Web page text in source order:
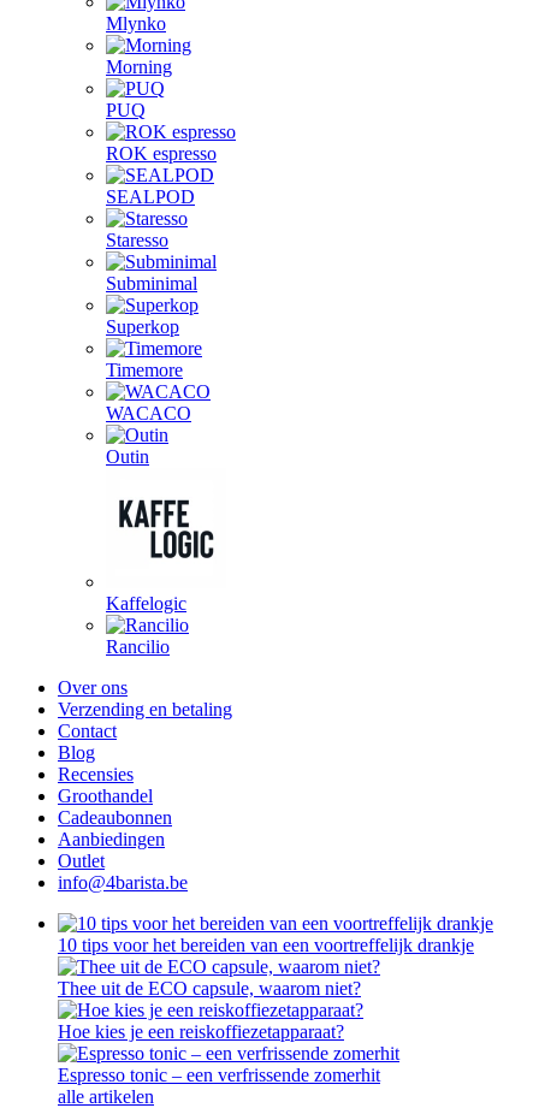
Mlynko
Morning
PUQ
ROK espresso
SEALPOD
Staresso
Subminimal
Superkop
Timemore
WACACO
Outin
Kaffelogic
Rancilio
Over ons
Verzending en betaling
Contact
Blog
Recensies
Groothandel
Cadeaubonnen
Aanbiedingen
Outlet
info@4barista.be
10 tips voor het bereiden van een voortreffelijk drankje
Thee uit de ECO capsule, waarom niet?
Hoe kies je een reiskoffiezetapparaat?
Espresso tonic – een verfrissende zomerhit
alle artikelen